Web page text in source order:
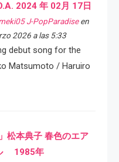
2024 年 02月 17日
J-PopParadiseen
2026 a las 5:33
debut song for the
Matsumoto / Haruiro
」松本典子 春色のエア
1985年